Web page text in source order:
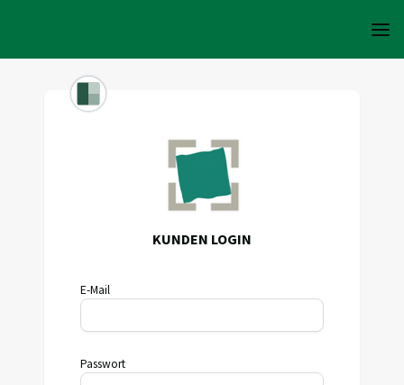
KUNDEN LOGIN
E-Mail
Passwort